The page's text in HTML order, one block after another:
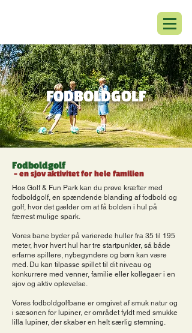
FODBOLDGOLF
Fodboldgolf
- en sjov aktivitet for hele familien
Hos Golf & Fun Park kan du prøve kræfter med
fodboldgolf, en spændende blanding af fodbold og
golf, hvor det gælder om at få bolden i hul på
færrest mulige spark.
Vores bane byder på varierede huller fra 35 til 195
meter, hvor hvert hul har tre startpunkter, så både
erfarne spillere, nybegyndere og børn kan være
med. Du kan tilpasse spillet til dit niveau og
konkurrere med venner, familie eller kollegaer i en
sjov og aktiv oplevelse.
Vores fodboldgolfbane er omgivet af smuk natur og
i sæsonen for lupiner, er området fyldt med smukke
lilla lupiner, der skaber en helt særlig stemning.